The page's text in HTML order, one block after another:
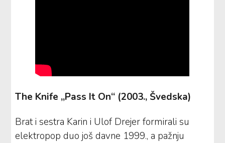
The Knife „Pass It On“ (2003., Švedska)
Brat i sestra Karin i Ulof Drejer formirali su
elektropop duo još davne 1999., a pažnju